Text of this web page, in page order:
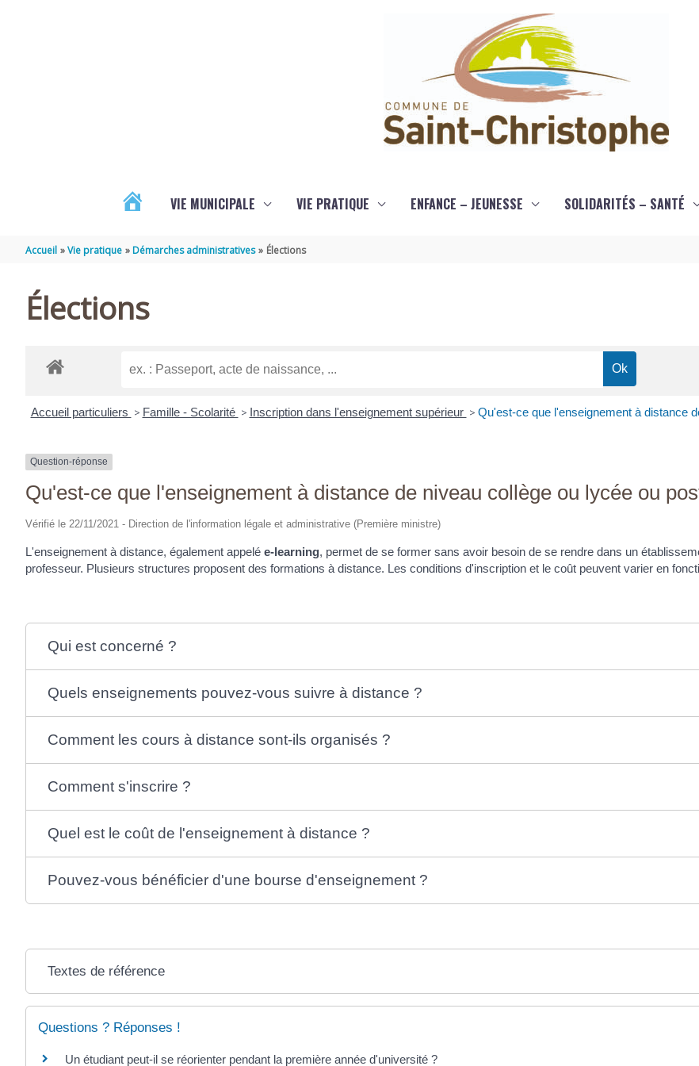
VIE MUNICIPALE VIE PRATIQUE ENFANCE – JEUNESSE SOLIDARITÉS – SANTÉ
Accueil Vie pratique Démarches administratives Élections
Élections
Accueil particuliers > Famille - Scolarité > Inscription dans l'enseignement supérieur > Qu'est-ce que l'enseignement à distance
Question-réponse
Qu'est-ce que l'enseignement à distance de niveau collège ou lycée ou
Vérifié le 22/11/2021 - Direction de l'information légale et administrative (Première ministre)
L'enseignement à distance, également appelé e-learning, permet de se former sans avoir besoin de se rendre dans un
professeur. Plusieurs structures proposent des formations à distance. Les conditions d'inscription et le coût peuvent varier en
Qui est concerné ?
Quels enseignements pouvez-vous suivre à distance ?
Comment les cours à distance sont-ils organisés ?
Comment s'inscrire ?
Quel est le coût de l'enseignement à distance ?
Pouvez-vous bénéficier d'une bourse d'enseignement ?
Textes de référence
Questions ? Réponses !
Un étudiant peut-il se réorienter pendant la première année d'université ?